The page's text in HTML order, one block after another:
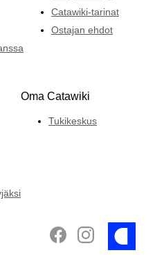
Catawiki-tarinat
Ostajan ehdot
Oma Catawiki
Tukikeskus